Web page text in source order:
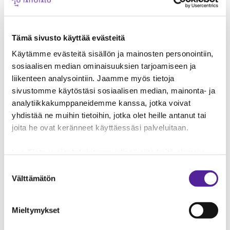
Tämä sivusto käyttää evästeitä
Käytämme evästeitä sisällön ja mainosten personointiin,
sosiaalisen median ominaisuuksien tarjoamiseen ja
liikenteen analysointiin. Jaamme myös tietoja
sivustomme käytöstäsi sosiaalisen median, mainonta- ja
analytiikkakumppaneidemme kanssa, jotka voivat
yhdistää ne muihin tietoihin, jotka olet heille antanut tai
joita he ovat keränneet käyttäessäsi palveluitaan.
henkilökohtaisia tietojasi.
Googlen Business Data
-sivuston mukaisesti varmistamme
valinta
Välttämätön
Mieltymykset
henkilöstön sijoituspaikasta tai missä palvelua
koulutuksella ja tiedottamisella sekä
osallistamalla.
Asetamme selkeät toimintaa ohjaavat mittarit ja
tavoitteet tukemaan toiminnan kehittymistä.
Näiden saavuttamiseksi varaamme riittävät
resurssit ja arvioimme niiden toteutumista
säännöllisesti.
Noudatamme toiminnassamme lain ja asetusten
SIDOSRYHMÄKESKEISYYS